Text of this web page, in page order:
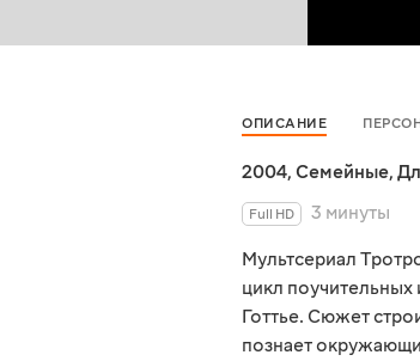
ОПИСАНИЕ
2004, Семейные,
Full HD
3 минуты
Мультсериал
цикл
Готтье. Сюжет
познает